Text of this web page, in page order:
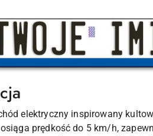
elektryczny inspirowany
prędkość do 5 km/h,